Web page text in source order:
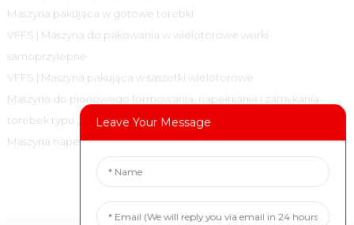
Maszyna pakująca w gotowe torebki
VFFS | Maszyna do pakowania w wielotorowe worki
samoprzylepne
VFFS | Maszyna pakująca w saszetki wielotorowe
Maszyna do pionowego formowania, napełniania i zamykania
torebek typu „poduszka”
Maszyna napełniająca i zamykająca
Skontaktuj Się Z Nami
Leave Your Message